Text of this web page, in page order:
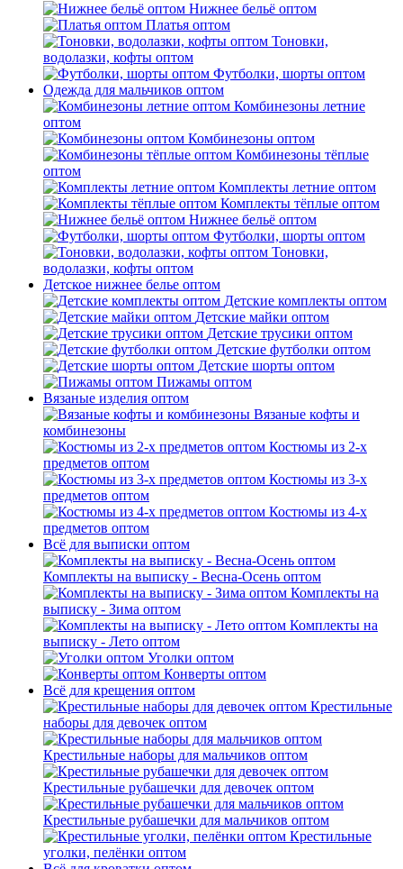
Нижнее бельё оптом
Платья оптом
Тоновки,
водолазки, кофты оптом
Футболки, шорты оптом
Одежда для мальчиков оптом
Комбинезоны летние
оптом
Комбинезоны оптом
Комбинезоны тёплые
оптом
Комплекты летние оптом
Комплекты тёплые оптом
Нижнее бельё оптом
Футболки, шорты оптом
Тоновки,
водолазки, кофты оптом
Детское нижнее белье оптом
Детские комплекты оптом
Детские майки оптом
Детские трусики оптом
Детские футболки оптом
Детские шорты оптом
Пижамы оптом
Вязаные изделия оптом
Вязаные кофты и
комбинезоны
Костюмы из 2-х
предметов оптом
Костюмы из 3-х
предметов оптом
Костюмы из 4-х
предметов оптом
Всё для выписки оптом
Комплекты на выписку - Весна-Осень оптом
Комплекты на
выписку - Зима оптом
Комплекты на
выписку - Лето оптом
Уголки оптом
Конверты оптом
Всё для крещения оптом
Крестильные
наборы для девочек оптом
Крестильные наборы для мальчиков оптом
Крестильные рубашечки для девочек оптом
Крестильные рубашечки для мальчиков оптом
Крестильные
уголки, пелёнки оптом